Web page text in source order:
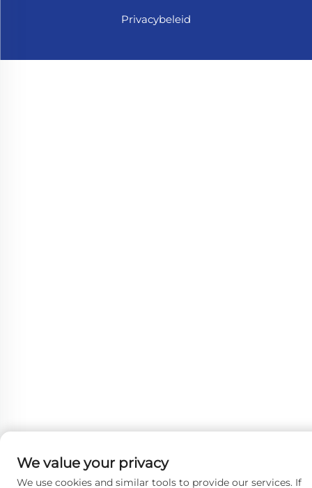
Privacybeleid
We value your privacy
We use cookies and similar tools to provide our services. If